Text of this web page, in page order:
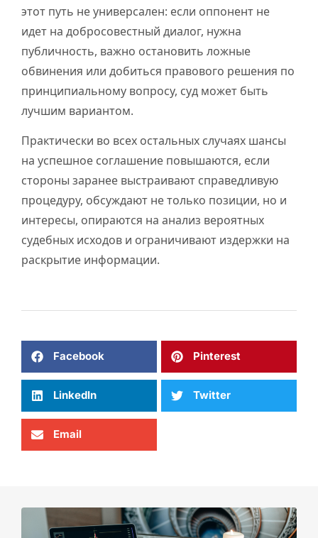
этот путь не универсален: если оппонент не
идет на добросовестный диалог, нужна
публичность, важно остановить ложные
обвинения или добиться правового решения по
принципиальному вопросу, суд может быть
лучшим вариантом.
Практически во всех остальных случаях шансы
на успешное соглашение повышаются, если
стороны заранее выстраивают справедливую
процедуру, обсуждают не только позиции, но и
интересы, опираются на анализ вероятных
судебных исходов и ограничивают издержки на
раскрытие информации.
Facebook Pinterest
LinkedIn Twitter
Email